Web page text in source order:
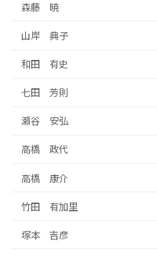
森藤 暁
山岸 典子
和田 有史
七田 芳則
瀬谷 安弘
高橋 政代
高橋 康介
竹田 有加里
塚本 吉彦